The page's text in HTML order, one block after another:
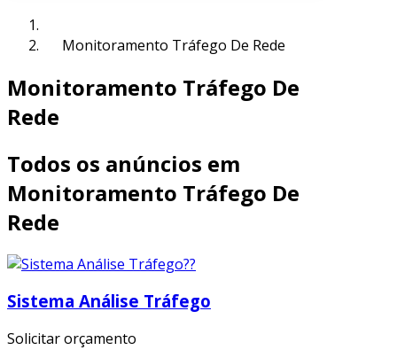
Monitoramento Tráfego De Rede
Monitoramento Tráfego De
Rede
Todos os anúncios em
Monitoramento Tráfego De
Rede
Sistema Análise Tráfego
Solicitar orçamento